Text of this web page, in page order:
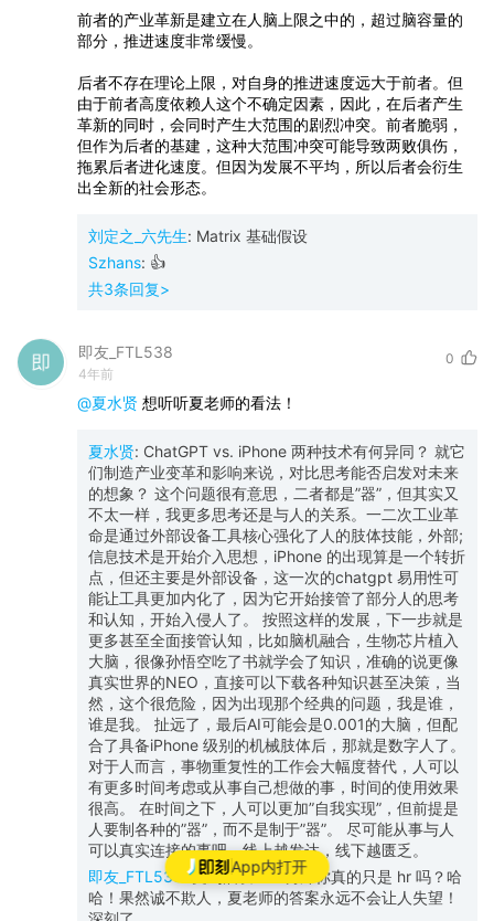
App内打开
前者的产业革新是建立在人脑上限之中的，超过脑容量的
部分，推进速度非常缓慢。
后者不存在理论上限，对自身的推进速度远大于前者。但
由于前者高度依赖人这个不确定因素，因此，在后者产生
革新的同时，会同时产生大范围的剧烈冲突。前者脆弱，
但作为后者的基建，这种大范围冲突可能导致两败俱伤，
拖累后者进化速度。但因为发展不平均，所以后者会衍生
出全新的社会形态。
刘定之_六先生: Matrix 基础假设
Szhans: 👍
共3条回复>
即友_FTL538
4年前
0
@夏水贤 想听听夏老师的看法！
夏水贤: ChatGPT vs. iPhone 两种技术有何异同？ 就它
们制造产业变革和影响来说，对比思考能否启发对未来
的想象？ 这个问题很有意思，二者都是”器”，但其实又
不太一样，我更多思考还是与人的关系。一二次工业革
命是通过外部设备工具核心强化了人的肢体技能，外部;
信息技术是开始介入思想，iPhone 的出现算是一个转折
点，但还主要是外部设备，这一次的chatgpt 易用性可
能让工具更加内化了，因为它开始接管了部分人的思考
和认知，开始入侵人了。 按照这样的发展，下一步就是
更多甚至全面接管认知，比如脑机融合，生物芯片植入
大脑，很像孙悟空吃了书就学会了知识，准确的说更像
真实世界的NEO，直接可以下载各种知识甚至决策，当
然，这个很危险，因为出现那个经典的问题，我是谁，
谁是我。 扯远了，最后AI可能会是0.001的大脑，但配
合了具备iPhone 级别的机械肢体后，那就是数字人了。
对于人而言，事物重复性的工作会大幅度替代，人可以
有更多时间考虑或从事自己想做的事，时间的使用效果
很高。 在时间之下，人可以更加”自我实现”，但前提是
人要制各种的”器”，而不是制于”器”。 尽可能从事与人
可以真实连接的事吧，线上越发达，线下越匮乏。
即友_FTL538
: 受到启发！💡另外你真的只是 hr 吗？哈
哈！果然诚不欺人，夏老师的答案永远不会让人失望！